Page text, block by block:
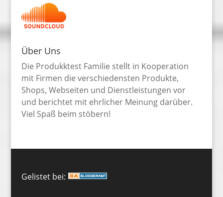
Über Uns
Die Produkktest Familie stellt in Kooperation
mit Firmen die verschiedensten Produkte,
Shops, Webseiten und Dienstleistungen vor
und berichtet mit ehrlicher Meinung darüber.
Viel Spaß beim stöbern!
Gelistet bei: